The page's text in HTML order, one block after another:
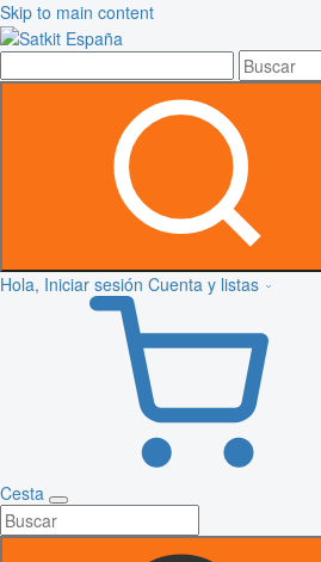
Skip to main content
Hola, Iniciar sesión Cuenta y listas
Cesta